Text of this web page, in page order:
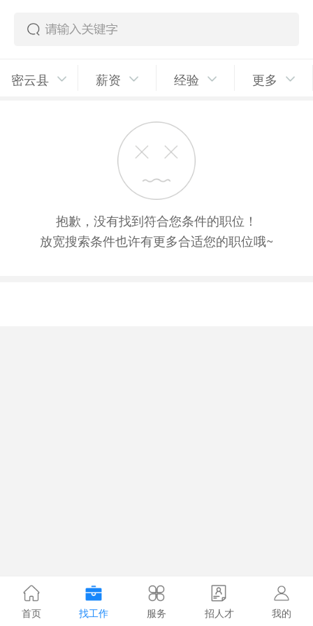
密云县 薪资 经验 更多
抱歉，没有找到符合您条件的职位！
放宽搜索条件也许有更多合适您的职位哦~
首页 找工作 服务 招人才 我的